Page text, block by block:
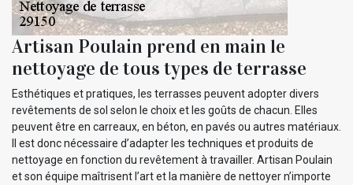
Artisan Poulain prend en main le
nettoyage de tous types de terrasse
Esthétiques et pratiques, les terrasses peuvent adopter divers
revêtements de sol selon le choix et les goûts de chacun. Elles
peuvent être en carreaux, en béton, en pavés ou autres matériaux.
Il est donc nécessaire d’adapter les techniques et produits de
nettoyage en fonction du revêtement à travailler. Artisan Poulain
et son équipe maîtrisent l’art et la manière de nettoyer n’importe